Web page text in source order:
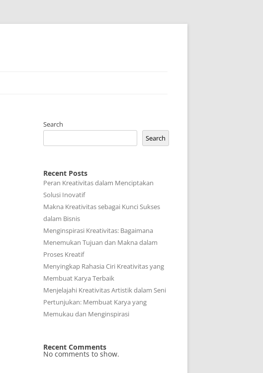
Search
Search
Recent Posts
Peran Kreativitas dalam Menciptakan
Solusi Inovatif
Makna Kreativitas sebagai Kunci Sukses
dalam Bisnis
Menginspirasi Kreativitas: Bagaimana
Menemukan Tujuan dan Makna dalam
Proses Kreatif
Menyingkap Rahasia Ciri Kreativitas yang
Membuat Karya Terbaik
Menjelajahi Kreativitas Artistik dalam Seni
Pertunjukan: Membuat Karya yang
Memukau dan Menginspirasi
Recent Comments
No comments to show.